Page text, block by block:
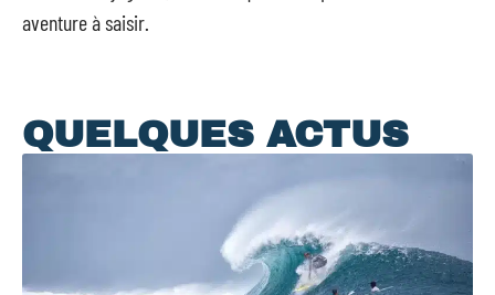
aventure à saisir.
QUELQUES ACTUS